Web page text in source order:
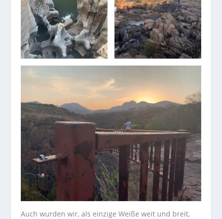
Auch wurden wir, als einzige Weiße weit und breit,